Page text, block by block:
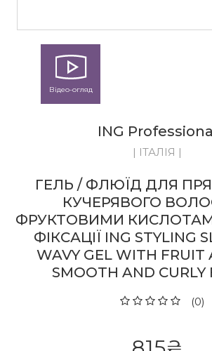
Відео-огляд
ING
| ІТАЛІЯ |
ГЕЛЬ / ФЛЮЇД ДЛЯ
КУЧЕРЯВОГО
ФРУКТОВИМИ
ФІКСАЦІЇ ING STYLING
WAVY GEL WITH FRUIT
SMOOTH AND CURLY
(0)